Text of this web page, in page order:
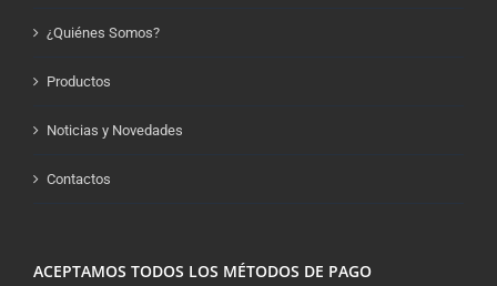
¿Quiénes Somos?
Productos
Noticias y Novedades
Contactos
ACEPTAMOS TODOS LOS MÉTODOS DE PAGO